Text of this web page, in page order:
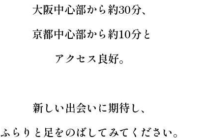
大阪中心部から約30分、
京都中心部から約10分と
アクセス良好。
新しい出会いに期待し、
ふらりと足をのばしてみてください。